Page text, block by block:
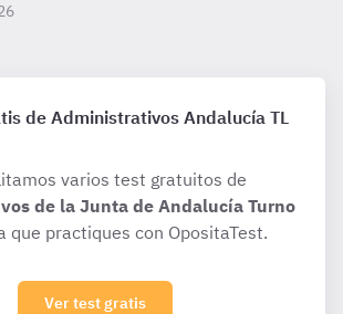
de Administrativos Andalucía TL
varios test gratuitos de
de la Junta de Andalucía Turno
que practiques con OpositaTest.
Ver test gratis